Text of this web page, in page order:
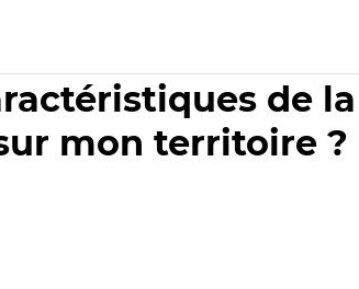
de
mon territoire ?